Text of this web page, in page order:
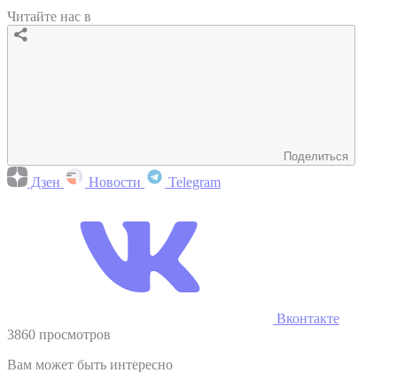
Читайте нас в
Поделиться
Дзен Новости Telegram
Вконтакте
3860 просмотров
Вам может быть интересно